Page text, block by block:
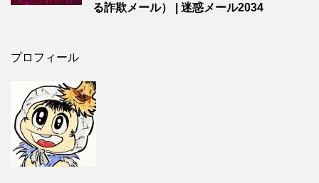
る詐欺メール） | 迷惑メール2034
プロフィール